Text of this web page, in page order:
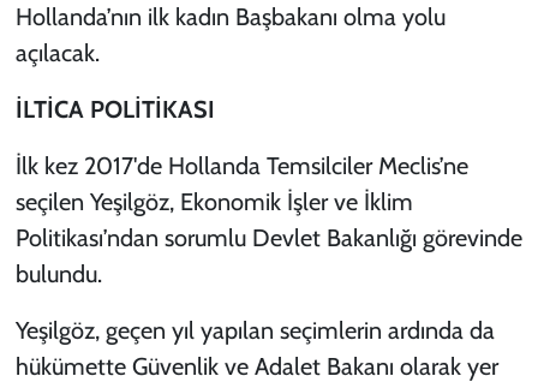
Hollanda’nın ilk kadın Başbakanı olma yolu
açılacak.
İLTİCA POLİTİKASI
İlk kez 2017'de Hollanda Temsilciler Meclis’ne
seçilen Yeşilgöz, Ekonomik İşler ve İklim
Politikası’ndan sorumlu Devlet Bakanlığı görevinde
bulundu.
Yeşilgöz, geçen yıl yapılan seçimlerin ardında da
hükümette Güvenlik ve Adalet Bakanı olarak yer